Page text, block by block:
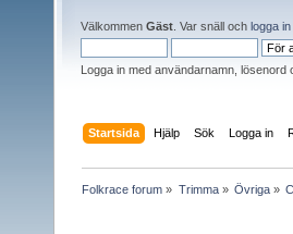
Välkommen Gäst . Var snäll och logga in
Logga in med användarnamn,
Startsida Hjälp Sök Logga in
Folkrace forum » Trimma» Övriga»